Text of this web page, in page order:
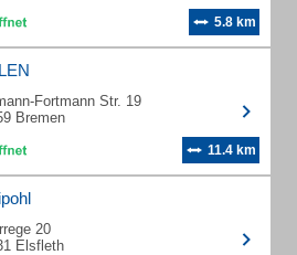
5.8 km
Fortmann Str. 19
Bremen
11.4 km
20
Elsfleth